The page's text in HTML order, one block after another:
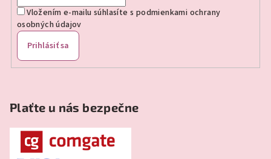
Vložením e-mailu súhlasíte s podmienkami ochrany
osobných údajov
Prihlásiť sa
Plaťte u nás bezpečne